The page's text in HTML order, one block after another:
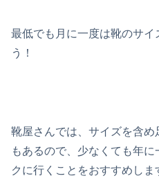
最低でも月に一度は靴のサイ
う！
靴屋さんでは、サイズを含
もあるので、少なくても年
クに行くことをおすすめしま